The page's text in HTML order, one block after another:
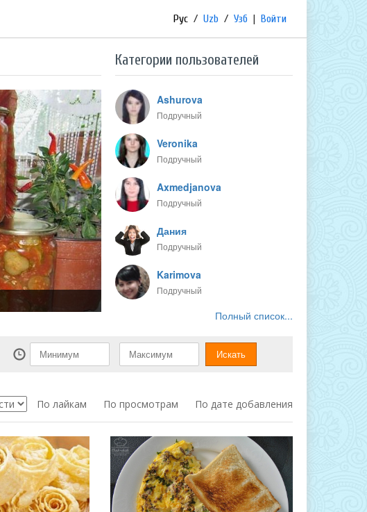
Рус / Uzb / Узб | Войти
Категории пользователей
Ashurova
Подручный
Veronika
Подручный
Axmedjanova
Подручный
Дания
Подручный
Karimova
Подручный
Полный список...
По лайкам По просмотрам По дате добавления